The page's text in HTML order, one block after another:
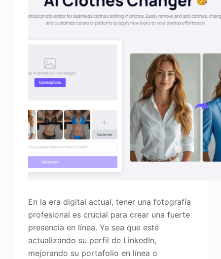
En la era digital actual, tener una fotografía
profesional es crucial para crear una fuerte
presencia en línea. Ya sea que esté
actualizando su perfil de LinkedIn,
mejorando su portafolio en línea o